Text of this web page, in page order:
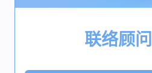
联络顾